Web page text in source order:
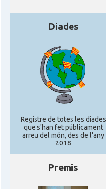
Diades
Registre de totes les diades
que s'han fet públicament
arreu del món, des de l'any
2018
Premis